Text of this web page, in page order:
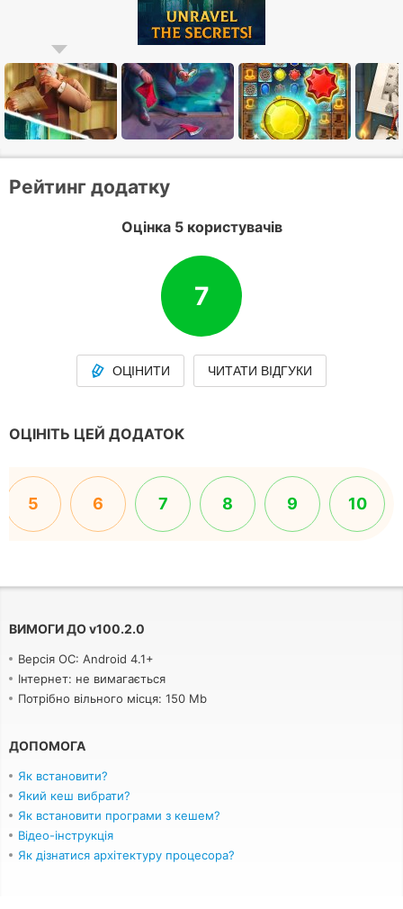
Рейтинг додатку
Оцінка 5 користувачів
7
ОЦІНИТИ ЧИТАТИ ВІДГУКИ
ОЦІНІТЬ ЦЕЙ ДОДАТОК
5 6 7 8 9 10
ВИМОГИ ДОv100.2.0
Версія ОС: Android 4.1+
Інтернет: не вимагається
Потрібно вільного місця: 150 Mb
ДОПОМОГА
Як встановити?
Який кеш вибрати?
Як встановити програми з кешем?
Відео-інструкція
Як дізнатися архітектуру процесора?